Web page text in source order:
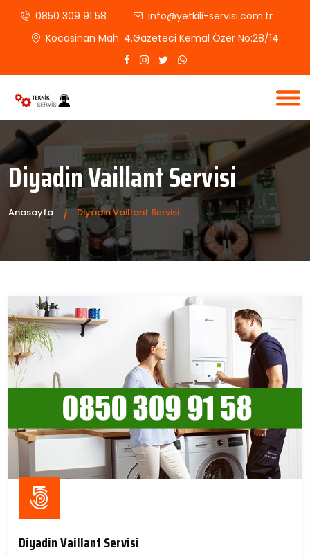
0850 309 91 58
info@yetkili-servisi.com.tr
Kocasinan Mah. 4.Gazeteci Kemal Özer No:28/14
Diyadin Vaillant Servisi
Anasayfa Diyadin Vaillant Servisi
Diyadin Vaillant Servisi